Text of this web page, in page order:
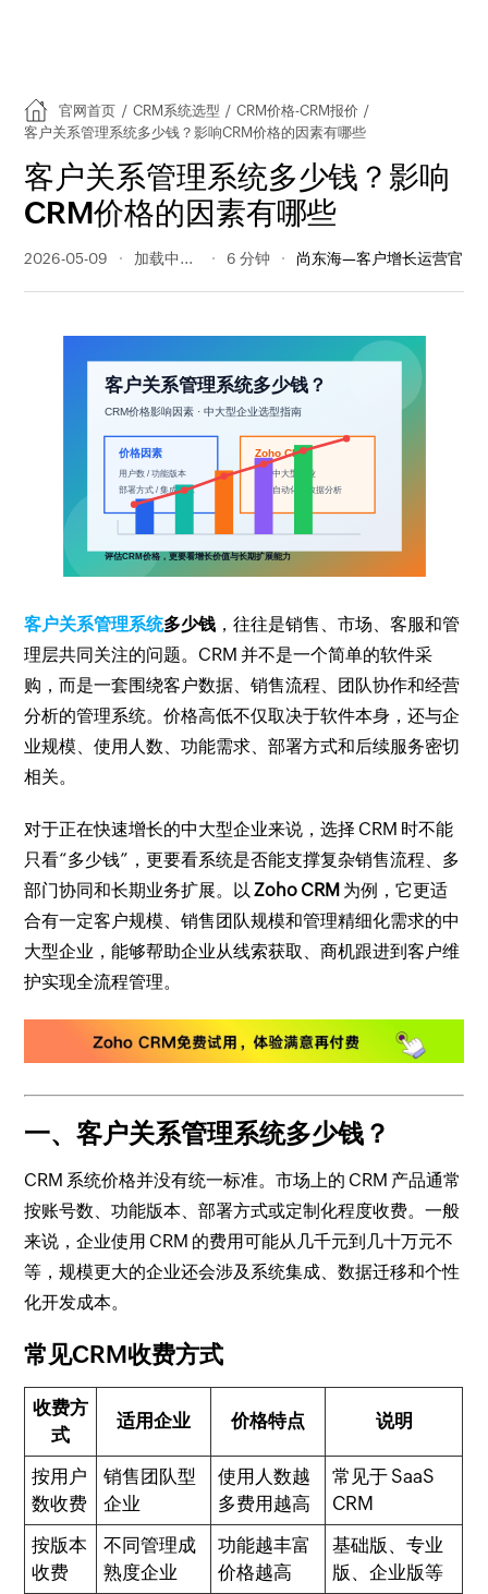
官网首页 / CRM系统选型 / CRM价格-CRM报价 /
客户关系管理系统多少钱？影响CRM价格的因素有哪些
客户关系管理系统多少钱？影响
CRM价格的因素有哪些
2026-05-09 67 阅读量 6 分钟 尚东海—客户增长运营官
客户关系管理系统多少钱 ，往往是销售、市场、客服和管
理层共同关注的问题。CRM 并不是一个简单的软件采
购，而是一套围绕客户数据、销售流程、团队协作和经营
分析的管理系统。价格高低不仅取决于软件本身，还与企
业规模、使用人数、功能需求、部署方式和后续服务密切
相关。
对于正在快速增长的中大型企业来说，选择 CRM 时不能
只看“多少钱”，更要看系统是否能支撑复杂销售流程、多
部门协同和长期业务扩展。以Zoho CRM 为例，它更适
合有一定客户规模、销售团队规模和管理精细化需求的中
大型企业，能够帮助企业从线索获取、商机跟进到客户维
护实现全流程管理。
一、客户关系管理系统多少钱？
CRM 系统价格并没有统一标准。市场上的 CRM 产品通常
按账号数、功能版本、部署方式或定制化程度收费。一般
来说，企业使用 CRM 的费用可能从几千元到几十万元不
等，规模更大的企业还会涉及系统集成、数据迁移和个性
化开发成本。
常见CRM收费方式
收费方
式
适用企业 价格特点 说明
按用户
数收费
销售团队型
企业
使用人数越
多费用越高
常见于 SaaS
CRM
按版本
收费
不同管理成
熟度企业
功能越丰富
价格越高
基础版、专业
版、企业版等